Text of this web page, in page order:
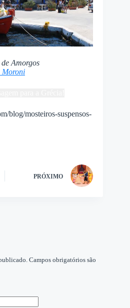
Amorgos
Moroni
blog/mosteiros-suspensos-
PRÓXIMO
Campos obrigatórios são